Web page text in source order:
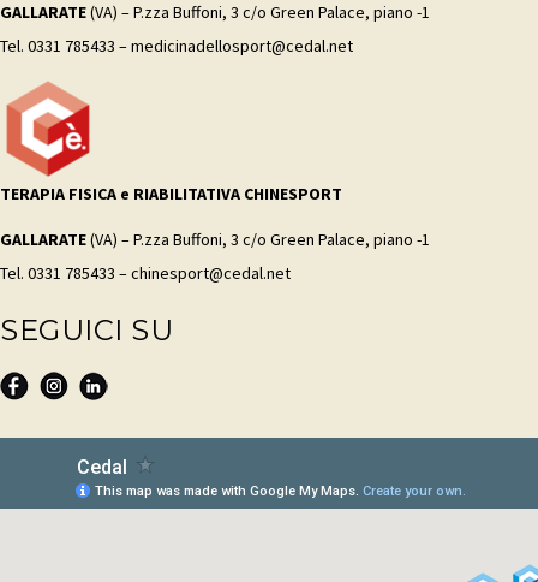
GALLARATE(VA) – P.zza Buffoni, 3 c/o Green Palace, piano -1
Tel. 0331 785433 – medicinadellosport@cedal.net
TERAPIA FISICA e RIABILITATIVA CHINESPORT
GALLARATE(VA) – P.zza Buffoni, 3 c/o Green Palace, piano -1
Tel. 0331 785433 – chinesport@cedal.net
SEGUICI SU